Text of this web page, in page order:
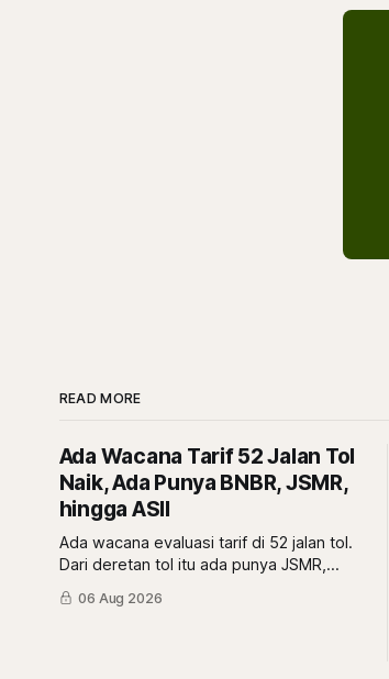
READ MORE
Ada Wacana Tarif 52 Jalan Tol
Naik, Ada Punya BNBR, JSMR,
hingga ASII
Ada wacana evaluasi tarif di 52 jalan tol.
Dari deretan tol itu ada punya JSMR,
BNBR, dan ASII. Lalu, gimana
prospeknya?
06 Aug 2026